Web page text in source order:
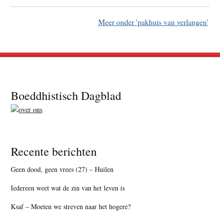
Meer onder 'pakhuis van verlangen'
Footer
Boeddhistisch Dagblad
Recente berichten
Geen dood, geen vrees (27) – Huilen
Iedereen weet wat de zin van het leven is
Ksaf – Moeten we streven naar het hogere?